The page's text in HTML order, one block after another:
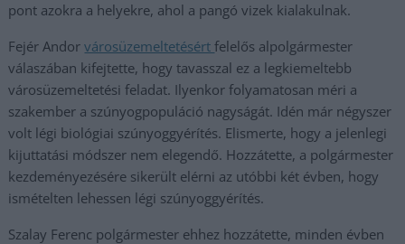
pont azokra a helyekre, ahol a pangó vizek kialakulnak.
Fejér Andorvárosüzemeltetésértfelelős alpolgármester
válaszában kifejtette, hogy tavasszal ez a legkiemeltebb
városüzemeltetési feladat. Ilyenkor folyamatosan méri a
szakember a szúnyogpopuláció nagyságát. Idén már négyszer
volt légi biológiai szúnyoggyérítés. Elismerte, hogy a jelenlegi
kijuttatási módszer nem elegendő. Hozzátette, a polgármester
kezdeményezésére sikerült elérni az utóbbi két évben, hogy
ismételten lehessen légi szúnyoggyérítés.
Szalay Ferenc polgármester ehhez hozzátette, minden évben